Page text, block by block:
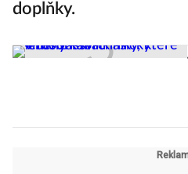
která na natáčení